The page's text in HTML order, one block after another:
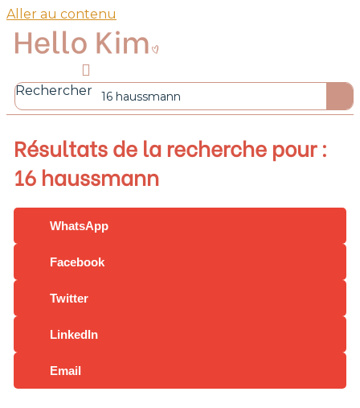
Aller au contenu
Rechercher
Résultats de la recherche pour :
16 haussmann
WhatsApp
Facebook
Twitter
LinkedIn
Email